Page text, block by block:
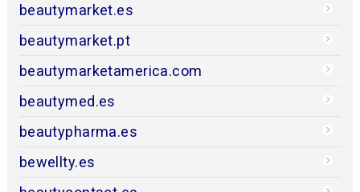
beautymarket.es
beautymarket.pt
beautymarketamerica.com
beautymed.es
beautypharma.es
bewellty.es